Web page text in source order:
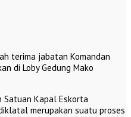
terima jabatan Komandan
di Loby Gedung Mako
Satuan Kapal Eskorta
merupakan suatu proses